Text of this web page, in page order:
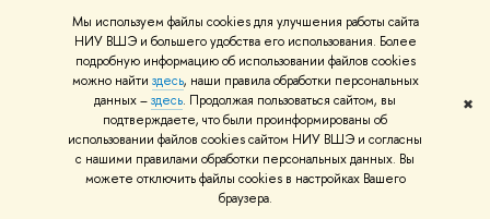
Мы используем файлы cookies для улучшения работы сайта
НИУ ВШЭ и большего удобства его использования. Более
подробную информацию об использовании файлов cookies
можно найти здесь, наши правила обработки персональных
данных –здесь. Продолжая пользоваться сайтом, вы
подтверждаете, что были проинформированы об
использовании файлов cookies сайтом НИУ ВШЭ и согласны
с нашими правилами обработки персональных данных. Вы
можете отключить файлы cookies в настройках Вашего
браузера.
✖
несовершеннолетних
обучающихся о
временном
прекращении
учебного процесса;
- обеспечить по
указанию
руководителя или
назначенных им лиц
передачу
несовершеннолетних
обучающихся
-